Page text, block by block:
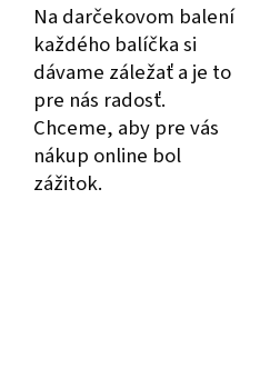
Na darčekovom balení
každého balíčka si
dávame záležať a je to
pre nás radosť.
Chceme, aby pre vás
nákup online bol
zážitok.